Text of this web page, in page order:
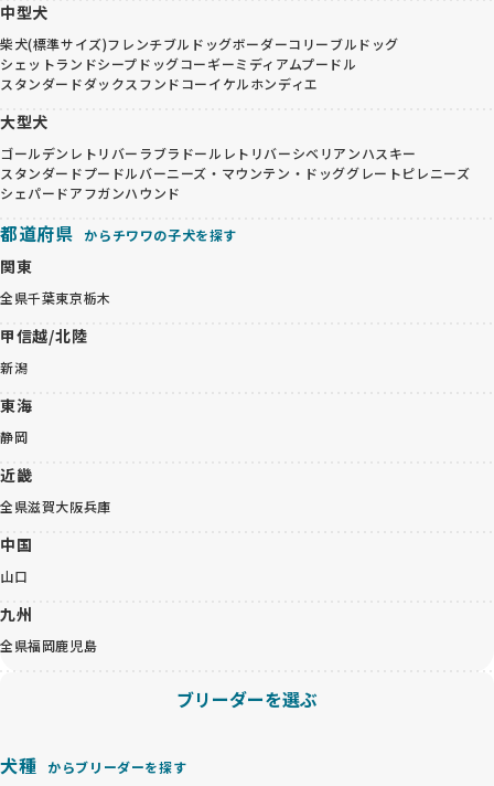
中型犬
柴犬(標準サイズ)フレンチブルドッグボーダーコリーブルドッグ
シェットランドシープドッグコーギーミディアムプードル
スタンダードダックスフンドコーイケルホンディエ
大型犬
ゴールデンレトリバー ラブラドールレトリバーシベリアンハスキー
スタンダードプードルバーニーズ・マウンテン・ドッググレートピレニーズ
シェパードアフガンハウンド
都道府県 からチワワの子犬を探す
関東
全県千葉東京栃木
甲信越/北陸
新潟
東海
静岡
近畿
全県滋賀大阪兵庫
中国
山口
九州
全県福岡鹿児島
ブリーダーを選ぶ
犬種 からブリーダーを探す